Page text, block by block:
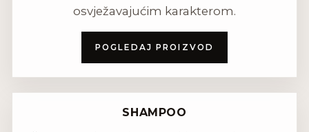
osvježavajućim karakterom.
POGLEDAJ PROIZVOD
SHAMPOO